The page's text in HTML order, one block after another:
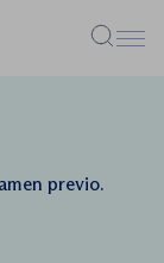
Menú
previo.